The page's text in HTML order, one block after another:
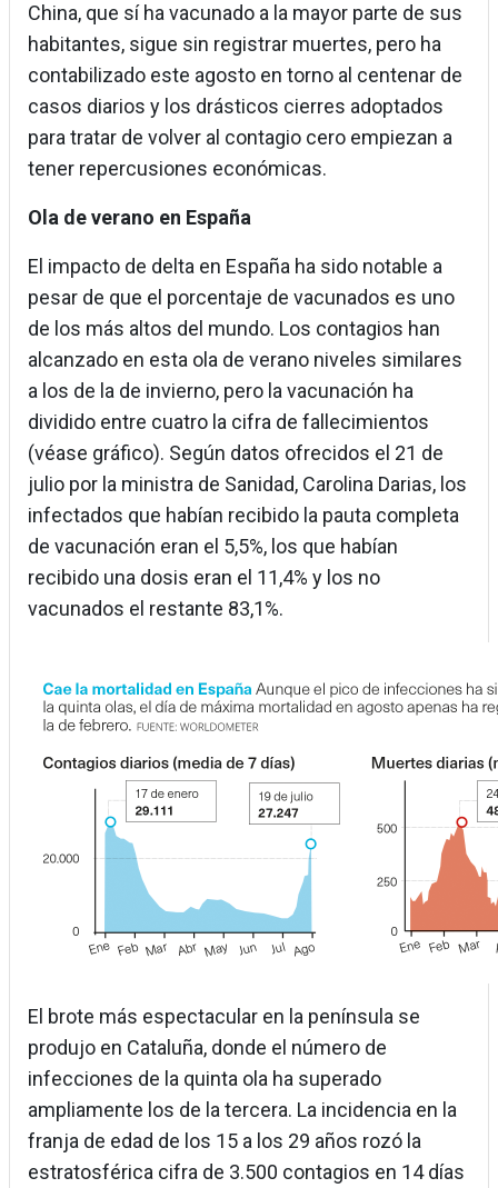
China, que sí ha vacunado a la mayor parte de sus
habitantes, sigue sin registrar muertes, pero ha
contabilizado este agosto en torno al centenar de
casos diarios y los drásticos cierres adoptados
para tratar de volver al contagio cero empiezan a
tener repercusiones económicas.
Ola de verano en España
El impacto de delta en España ha sido notable a
pesar de que el porcentaje de vacunados es uno
de los más altos del mundo. Los contagios han
alcanzado en esta ola de verano niveles similares
a los de la de invierno, pero la vacunación ha
dividido entre cuatro la cifra de fallecimientos
(véase gráfico). Según datos ofrecidos el 21 de
julio por la ministra de Sanidad, Carolina Darias, los
infectados que habían recibido la pauta completa
de vacunación eran el 5,5%, los que habían
recibido una dosis eran el 11,4% y los no
vacunados el restante 83,1%.
El brote más espectacular en la península se
produjo en Cataluña, donde el número de
infecciones de la quinta ola ha superado
ampliamente los de la tercera. La incidencia en la
franja de edad de los 15 a los 29 años rozó la
estratosférica cifra de 3.500 contagios en 14 días